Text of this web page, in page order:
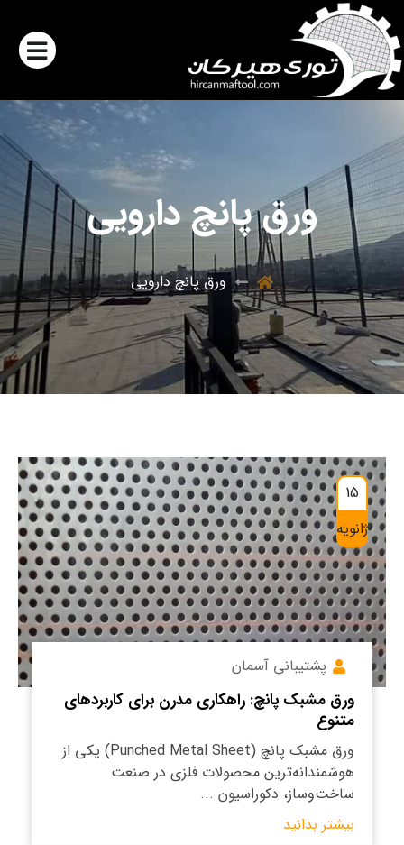
ورق پانچ دارویی
ورق پانچ دارویی
15
ژانویه
پشتیبانی آسمان
ورق مشبک پانچ: راهکاری مدرن برای کاربردهای
متنوع
ورق مشبک پانچ (Punched Metal Sheet) یکی از
هوشمندانه‌ترین محصولات فلزی در صنعت
ساخت‌وساز، دکوراسیون ...
بیشتر بدانید